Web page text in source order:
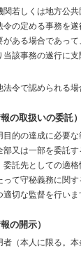
関若しくは地方公
令の定める事務を
がある場合であっ
当該事務の遂行に
法令で認められる場
の取扱いの委託）
目的の達成に必要
部又は一部を委託
委託先としての適
って守秘義務に関
切な監督を行いま
の開示）
者（本人に限る。